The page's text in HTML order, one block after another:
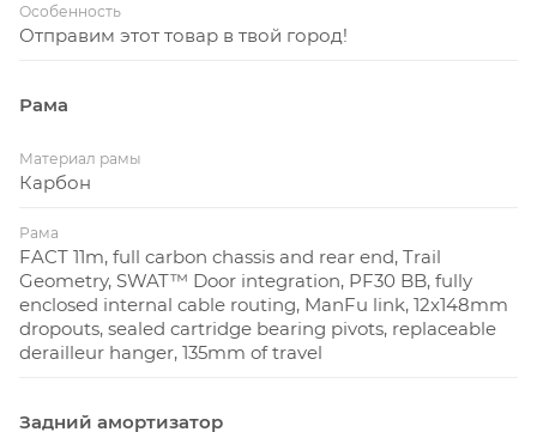
Особенность
Отправим этот товар в твой город!
Рама
Материал рамы
Карбон
Рама
FACT 11m, full carbon chassis and rear end, Trail
Geometry, SWAT™ Door integration, PF30 BB, fully
enclosed internal cable routing, ManFu link, 12x148mm
dropouts, sealed cartridge bearing pivots, replaceable
derailleur hanger, 135mm of travel
Задний амортизатор